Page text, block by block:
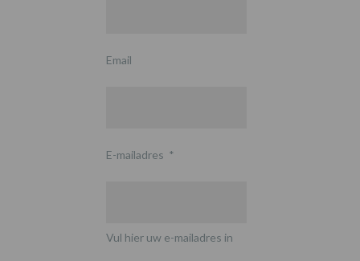
Email
E-mailadres *
Vul hier uw e-mailadres in